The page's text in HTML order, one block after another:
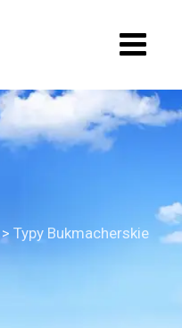
> Typy Bukmacherskie